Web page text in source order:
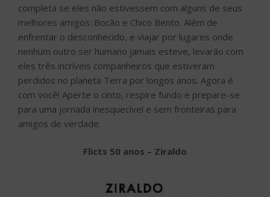
completa se eles não estivessem com alguns de seus
melhores amigos: Bocão e Chico Bento. Além de
enfrentar o desconhecido, e viajar por lugares onde
nenhum outro ser humano jamais esteve, levarão com
eles três incríveis companheiros que estiveram
perdidos no planeta Terra por longos anos. Agora é
com você! Aperte o cinto, respire fundo e prepare-se
para uma jornada inesquecível e sem fronteiras para
amigos de verdade.
Flicts 50 anos – Ziraldo